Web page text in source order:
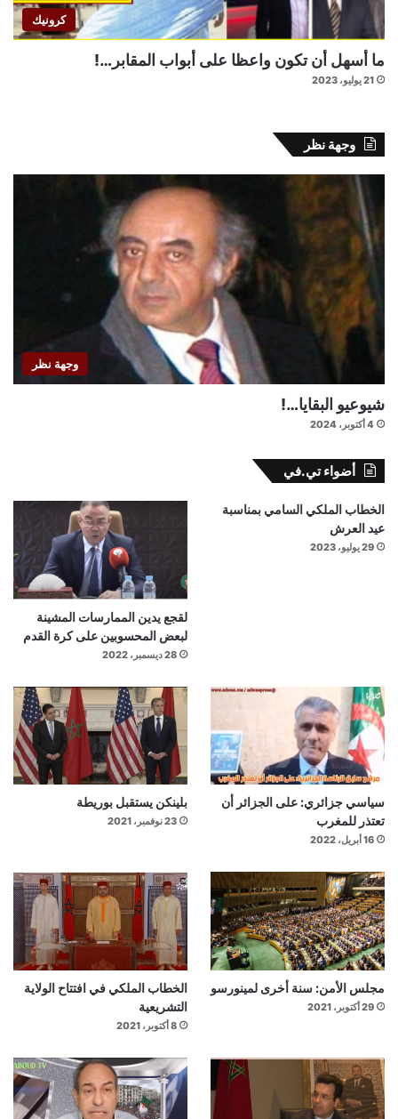
كرونيك
ما أسهل أن تكون واعظا على أبواب المقابر…!
21 يوليو، 2023
وجهة نظر
وجهة نظر
شيوعيو البقايا…!
4 أكتوبر، 2024
أضواء تي.في
الخطاب الملكي السامي بمناسبة
عيد العرش
29 يوليو، 2023
لقجع يدين الممارسات المشينة
لبعض المحسوبين على كرة القدم
28 ديسمبر، 2022
سياسي جزائري: على الجزائر أن
تعتذر للمغرب
16 أبريل، 2022
بلينكن يستقبل بوريطة
23 نوفمبر، 2021
مجلس الأمن: سنة أخرى لمينورسو
29 أكتوبر، 2021
الخطاب الملكي في افتتاح الولاية
التشريعية
8 أكتوبر، 2021